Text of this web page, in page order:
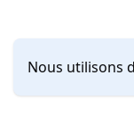
Nous utilisons